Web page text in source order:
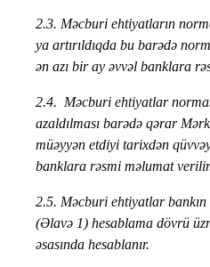
2.3. Məcburi ehtiyatların
ya artırıldıqda bu barədə
ən azı bir ay əvvəl banklara
2.4. Məcburi ehtiyatlar
azaldılması barədə qərar
müəyyən etdiyi tarixdən
banklara rəsmi məlumat
2.5. Məcburi ehtiyatlar bankın
(Əlavə 1) hesablama dövrü
əsasında hesablanır.